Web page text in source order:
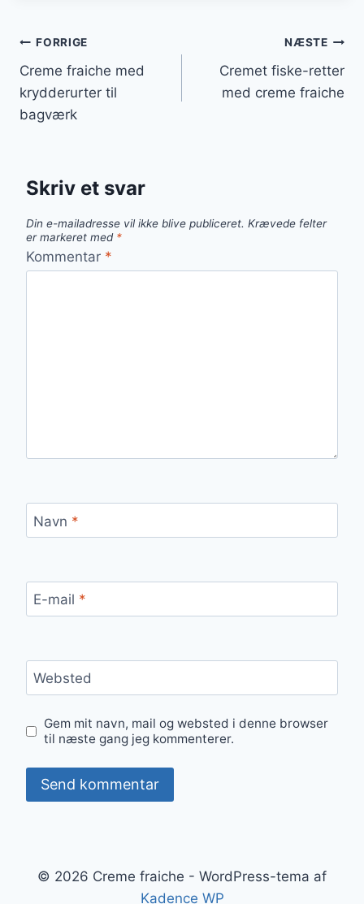
Indlægsnavigation
FORRIGE
Creme fraiche med
krydderurter til
bagværk
NÆSTE
Cremet fiske-retter
med creme fraiche
Skriv et svar
Din e-mailadresse vil ikke blive publiceret. Krævede felter
er markeret med *
Kommentar *
Navn *
E-mail *
Websted
Gem mit navn, mail og websted i denne browser
til næste gang jeg kommenterer.
© 2026 Creme fraiche - WordPress-tema af
Kadence WP